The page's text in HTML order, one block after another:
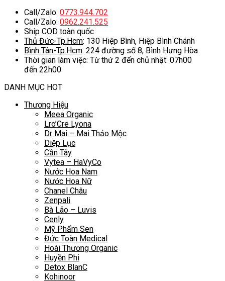
Call/Zalo: 0773.944.702
Call/Zalo: 0962.241.525
Ship COD toàn quốc
Thủ Đức-Tp.Hcm: 130 Hiệp Bình, Hiệp Bình Chánh
Bình Tân-Tp.Hcm: 224 đường số 8, Bình Hưng Hòa
Thời gian làm việc: Từ thứ 2 đến chủ nhật: 07h00
đến 22h00
DANH MỤC HOT
Thương Hiệu
Meea Organic
Lro’Cre Lyona
Dr Mai – Mai Thảo Mộc
Diệp Lục
Cần Tây
Vytea – HaVyCo
Nước Hoa Nam
Nước Hoa Nữ
Chanel Châu
Zenpali
Bà Lão – Luvis
Cenly
Mỹ Phẩm Sen
Đức Toàn Medical
Hoài Thương Organic
Huyền Phi
Detox BlanC
Kohinoor